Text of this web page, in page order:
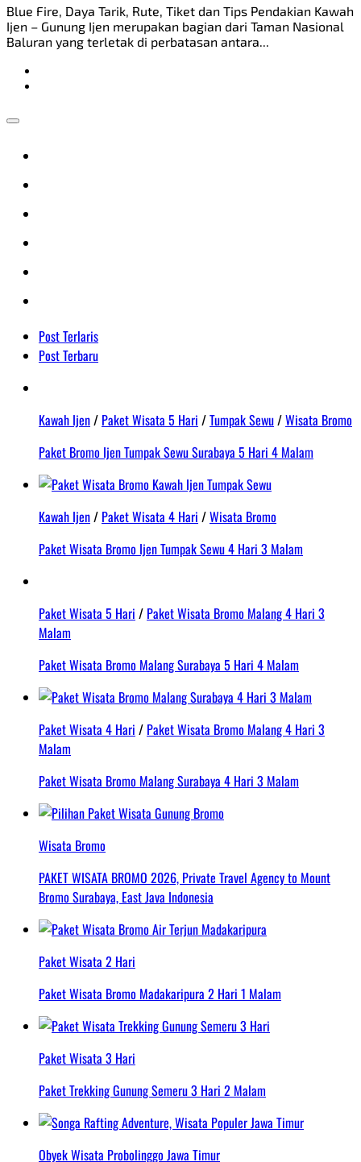
Blue Fire, Daya Tarik, Rute, Tiket dan Tips Pendakian Kawah
Ijen – Gunung Ijen merupakan bagian dari Taman Nasional
Baluran yang terletak di perbatasan antara...
Post Terlaris
Post Terbaru
Kawah Ijen/ Paket Wisata 5 Hari /Tumpak Sewu/Wisata Bromo
Paket Bromo Ijen Tumpak Sewu Surabaya 5 Hari 4 Malam
Kawah Ijen/ Paket Wisata 4 Hari /Wisata Bromo
Paket Wisata Bromo Ijen Tumpak Sewu 4 Hari 3 Malam
Paket Wisata 5 Hari / Paket Wisata Bromo Malang 4 Hari 3
Malam
Paket Wisata Bromo Malang Surabaya 5 Hari 4 Malam
Paket Wisata 4 Hari / Paket Wisata Bromo Malang 4 Hari 3
Malam
Paket Wisata Bromo Malang Surabaya 4 Hari 3 Malam
Wisata Bromo
PAKET WISATA BROMO 2026, Private Travel Agency to Mount
Bromo Surabaya, East Java Indonesia
Paket Wisata 2 Hari
Paket Wisata Bromo Madakaripura 2 Hari 1 Malam
Paket Wisata 3 Hari
Paket Trekking Gunung Semeru 3 Hari 2 Malam
Obyek Wisata Probolinggo Jawa Timur